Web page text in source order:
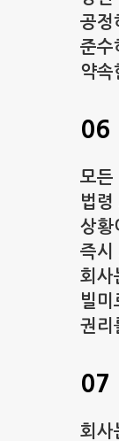
공정
준수
약속
06
모든
법령
상황
즉시
회사
빌미
권리
07
회사